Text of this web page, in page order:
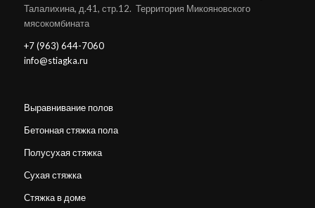
Талалихина, д.41, стр.12. Территория Микояновского
мясокомбината
+7 (963) 644-7060
info@stiagka.ru
Выравнивание полов
Бетонная стяжка пола
Полусухая стяжка
Сухая стяжка
Стяжка в доме